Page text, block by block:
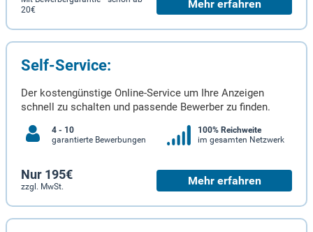
20€
Mehr erfahren
Self-Service:
Der kostengünstige Online-Service um Ihre Anzeigen
schnell zu schalten und passende Bewerber zu finden.
4 - 10
garantierte Bewerbungen
100% Reichweite
im gesamten Netzwerk
Nur 195€
zzgl. MwSt. Mehr erfahren